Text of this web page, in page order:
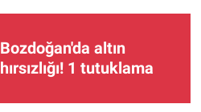
Bozdoğan'da altın
hırsızlığı! 1 tutuklama